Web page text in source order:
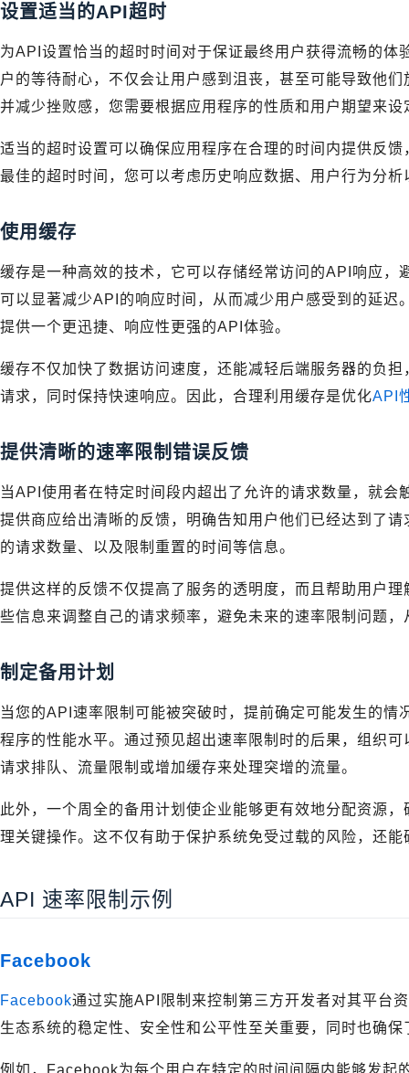
设置适当的API超时
为API设置恰当的超时时间对于保证最终用户获得流畅的
户的等待耐心，不仅会让用户感到沮丧，甚至可能导致他
并减少挫败感，您需要根据应用程序的性质和用户期望来
适当的超时设置可以确保应用程序在合理的时间内提供反
最佳的超时时间，您可以考虑历史响应数据、用户行为分
使用缓存
缓存是一种高效的技术，它可以存储经常访问的API响应，
可以显著减少API的响应时间，从而减少用户感受到的延迟
提供一个更迅捷、响应性更强的API体验。
缓存不仅加快了数据访问速度，还能减轻后端服务器的负
请求，同时保持快速响应。因此，合理利用缓存是优化API
提供清晰的速率限制错误反馈
当API使用者在特定时间段内超出了允许的请求数量，就
提供商应给出清晰的反馈，明确告知用户他们已经达到了
的请求数量、以及限制重置的时间等信息。
提供这样的反馈不仅提高了服务的透明度，而且帮助用户
些信息来调整自己的请求频率，避免未来的速率限制问题
制定备用计划
当您的API速率限制可能被突破时，提前确定可能发生的
程序的性能水平。通过预见超出速率限制时的后果，组织
请求排队、流量限制或增加缓存来处理突增的流量。
此外，一个周全的备用计划使企业能够更有效地分配资源
理关键操作。这不仅有助于保护系统免受过载的风险，还
API 速率限制示例
Facebook
Facebook通过实施API限制来控制第三方开发者对其平台
生态系统的稳定性、安全性和公平性至关重要，同时也确